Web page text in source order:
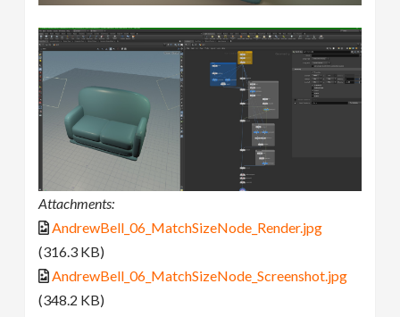
Attachments:
AndrewBell_06_MatchSizeNode_Render.jpg
(316.3 KB)
AndrewBell_06_MatchSizeNode_Screenshot.jpg
(348.2 KB)